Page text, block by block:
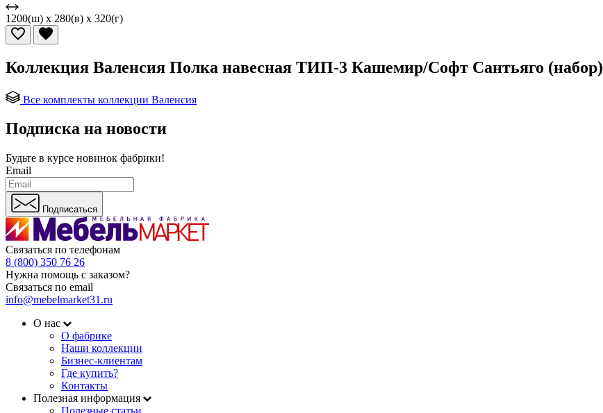
1200(ш) x 280(в) x 320(г)
Коллекция Валенсия Полка навесная ТИП-3 Кашемир/Софт Сантьяго (набор)
Все комплекты коллекции Валенсия
Подписка на новости
Будьте в курсе новинок фабрики!
Email
Подписаться
Связаться по телефонам
8 (800) 350 76 26
Нужна помощь с заказом?
Связаться по email
info@mebelmarket31.ru
О нас
О фабрике
Наши коллекции
Бизнес-клиентам
Где купить?
Контакты
Полезная информация